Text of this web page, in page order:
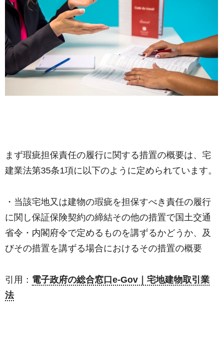
まず瑕疵担保責任の履行に関する措置の概要は、宅
建業法第35条1項に以下のように定められています。
・当該宅地又は建物の瑕疵を担保すべき責任の履行
に関し保証保険契約の締結その他の措置で国土交通
省令・内閣府令で定めるものを講ずるかどうか、及
びその措置を講ずる場合におけるその措置の概要
引用： 電子政府の総合窓口e-Gov｜宅地建物取引業
法